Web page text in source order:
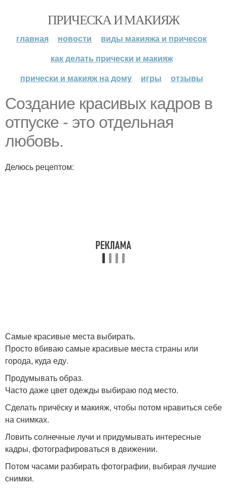
ПРИЧЕСКА И МАКИЯЖ
главная новости
виды макияжа и причесок
как делать прически и макияж
прически и макияж на дому
игры отзывы
Создание красивых кадров в
отпуске - это отдельная
любовь.
Делюсь рецептом:
Самые красивые места выбирать.
Просто вбиваю самые красивые места страны или
города, куда еду.
Продумывать образ.
Часто даже цвет одежды выбираю под место.
Сделать причёску и макияж, чтобы потом нравиться себе
на снимках.
Ловить солнечные лучи и придумывать интересные
кадры, фотографироваться в движении.
Потом часами разбирать фотографии, выбирая лучшие
снимки.